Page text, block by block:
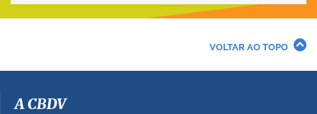
VOLTAR AO TOPO
A CBDV